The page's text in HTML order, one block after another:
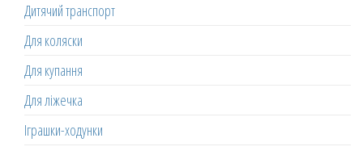
Дитячий транспорт
Для коляски
Для купання
Для ліжечка
Іграшки-ходунки